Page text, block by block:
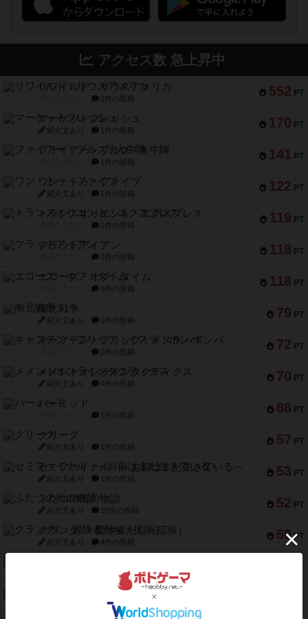
アクセス数 急上昇中
552 PT
リワイルド：サウスアメリカ
2件の投稿
170 PT
マーケットフレッシュ
紹介文あり 1件の投稿
141 PT
ファイアー・ブルズ / 火牛陣
1件の投稿
122 PT
ワン・トゥ・ファイブ
紹介文あり 1件の投稿
119 PT
トランスオリエント・エクスプレス
1件の投稿
118 PT
フラットアイアン
2件の投稿
118 PT
エコーズ・オブ・タイム
8件の投稿
79 PT
南北戦争
紹介文あり 1件の投稿
72 PT
キャプテン・フリップ：イスラ・ボンバ
2件の投稿
70 PT
メメントオンラインタクティクス
紹介文あり 4件の投稿
68 PT
パーミッド
1件の投稿
57 PT
クリーグ
紹介文あり 1件の投稿
53 PT
セミファイナル ～お前はまだ生きている～
紹介文あり 1件の投稿
52 PT
ふたつの街の物語
紹介文あり 18件の投稿
50 PT
クランク! ：冒険者たち（拡張）
紹介文あり 4件の投稿
PT
1件の投稿
PT
スターマイン・ラミー ポケット
2件の投稿